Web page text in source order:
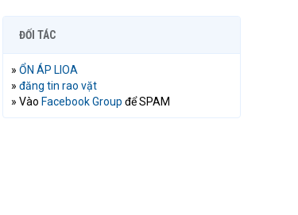
ĐỐI TÁC
» ỔN ÁP LIOA
» đăng tin rao vặt
» Vào Facebook Group để SPAM